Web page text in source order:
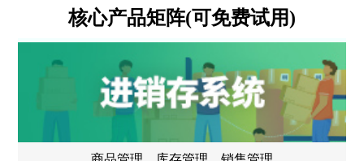
核心产品矩阵(可免费试用)